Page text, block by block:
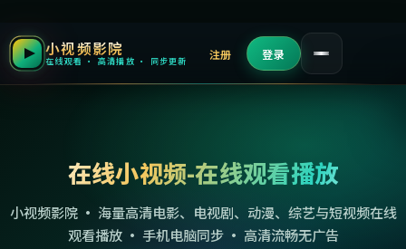
小视频影院
在线观看 · 高清播放 · 同步更新 注册 登录
在线小视频-在线观看播放
小视频影院 · 海量高清电影、电视剧、动漫、综艺与短视频在线
观看播放 · 手机电脑同步 · 高清流畅无广告